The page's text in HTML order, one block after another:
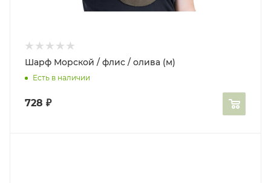
Шарф Морской / флис / олива (м)
Есть в наличии
728 ₽